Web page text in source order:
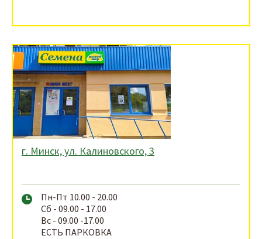
г. Минск, ул. Калиновского, 3
Пн-Пт 10.00 - 20.00
Сб - 09.00 - 17.00
Вс - 09.00 -17.00
ЕСТЬ ПАРКОВКА